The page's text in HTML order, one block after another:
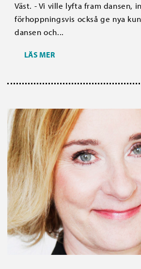
Väst. - Vi ville lyfta fram dansen,
förhoppningsvis också ge nya
dansen och...
LÄS MER